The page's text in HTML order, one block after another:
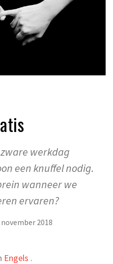
werkdag
een knuffel nodig.
wanneer we
ervaren?
november 2018
Engels .